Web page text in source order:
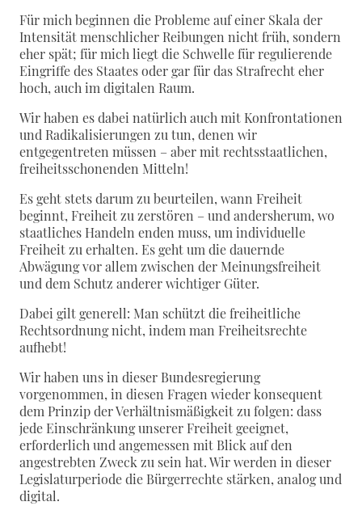
Für mich beginnen die Probleme auf einer Skala der
Intensität menschlicher Reibungen nicht früh, sondern
eher spät; für mich liegt die Schwelle für regulierende
Eingriffe des Staates oder gar für das Strafrecht eher
hoch, auch im digitalen Raum.
Wir haben es dabei natürlich auch mit Konfrontationen
und Radikalisierungen zu tun, denen wir
entgegentreten müssen – aber mit rechtsstaatlichen,
freiheitsschonenden Mitteln!
Es geht stets darum zu beurteilen, wann Freiheit
beginnt, Freiheit zu zerstören – und andersherum, wo
staatliches Handeln enden muss, um individuelle
Freiheit zu erhalten. Es geht um die dauernde
Abwägung vor allem zwischen der Meinungsfreiheit
und dem Schutz anderer wichtiger Güter.
Dabei gilt generell: Man schützt die freiheitliche
Rechtsordnung nicht, indem man Freiheitsrechte
aufhebt!
Wir haben uns in dieser Bundesregierung
vorgenommen, in diesen Fragen wieder konsequent
dem Prinzip der Verhältnismäßigkeit zu folgen: dass
jede Einschränkung unserer Freiheit geeignet,
erforderlich und angemessen mit Blick auf den
angestrebten Zweck zu sein hat. Wir werden in dieser
Legislaturperiode die Bürgerrechte stärken, analog und
digital.